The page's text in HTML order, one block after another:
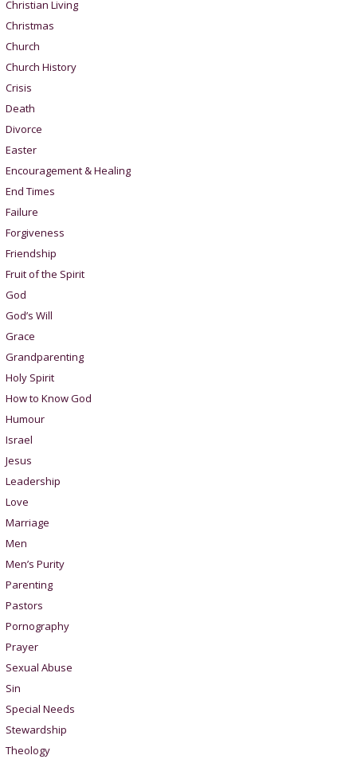
Christian Living
Christmas
Church
Church History
Crisis
Death
Divorce
Easter
Encouragement & Healing
End Times
Failure
Forgiveness
Friendship
Fruit of the Spirit
God
God’s Will
Grace
Grandparenting
Holy Spirit
How to Know God
Humour
Israel
Jesus
Leadership
Love
Marriage
Men
Men’s Purity
Parenting
Pastors
Pornography
Prayer
Sexual Abuse
Sin
Special Needs
Stewardship
Theology